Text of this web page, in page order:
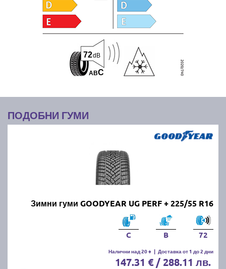
ABC
72dB
ПОДОБНИ ГУМИ
Зимни гуми GOODYEAR UG PERF + 225/55 R16
C B 72
Налични над 20 + | Доставка от 1 до 2 дни
147.31 € / 288.11 лв.